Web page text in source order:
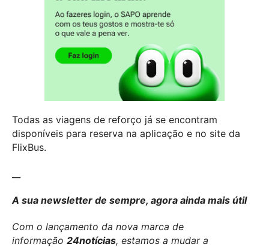
Todas as viagens de reforço já se encontram
disponíveis para reserva na aplicação e no site da
FlixBus.
A sua newsletter de sempre, agora ainda mais útil
Com o lançamento da nova marca de
informação 24notícias, estamos a mudar a